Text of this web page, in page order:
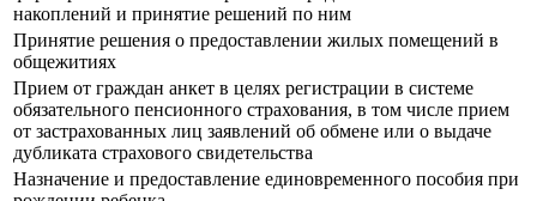
накоплений и принятие решений по ним
Принятие решения о предоставлении жилых помещений в
общежитиях
Прием от граждан анкет в целях регистрации в системе
обязательного пенсионного страхования, в том числе прием
от застрахованных лиц заявлений об обмене или о выдаче
дубликата страхового свидетельства
Назначение и предоставление единовременного пособия при